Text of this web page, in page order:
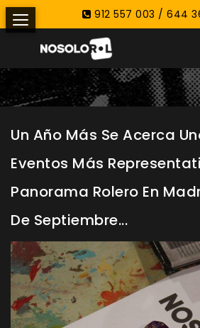
912 557 003 / 644
Un Año Más Se Acerca
Eventos Más
Panorama Rolero En
De Septiembre...